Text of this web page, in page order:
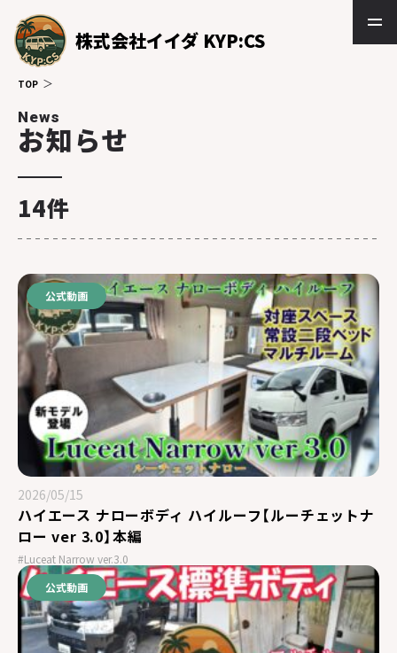
株式会社イイダ KYP:CS
TOP
News
お知らせ
14件
公式動画
2026/05/15
ハイエース ナローボディ ハイルーフ【ルーチェットナ
ロー ver 3.0】本編
#Luceat Narrow ver.3.0
公式動画